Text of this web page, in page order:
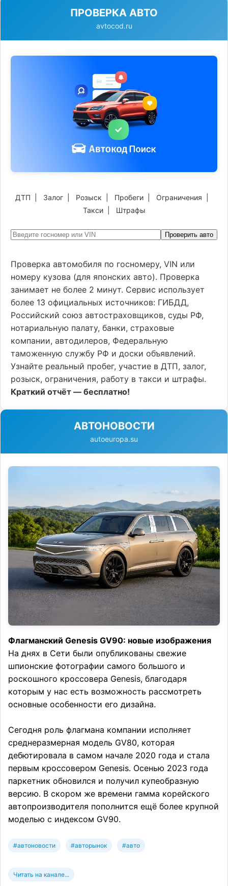
ПРОВЕРКА АВТО
avtocod.ru
ДТП Залог Розыск Пробеги Ограничения
Такси| Штрафы
Проверить авто
Проверка автомобиля по госномеру, VIN или
номеру кузова (для японских авто). Проверка
занимает не более 2 минут. Сервис использует
более 13 официальных источников: ГИБДД,
Российский союз автостраховщиков, суды РФ,
нотариальную палату, банки, страховые
компании, автодилеров, Федеральную
таможенную службу РФ и доски объявлений.
Узнайте реальный пробег, участие в ДТП, залог,
розыск, ограничения, работу в такси и штрафы.
Краткий отчёт — бесплатно!
АВТОНОВОСТИ
autoeuropa.su
Флагманский Genesis GV90: новые изображения
На днях в Сети были опубликованы свежие
шпионские фотографии самого большого и
роскошного кроссовера Genesis, благодаря
которым у нас есть возможность рассмотреть
основные особенности его дизайна.
Сегодня роль флагмана компании исполняет
среднеразмерная модель GV80, которая
дебютировала в самом начале 2020 года и стала
первым кроссовером Genesis. Осенью 2023 года
паркетник обновился и получил купеобразную
версию. В скором же времени гамма корейского
автопроизводителя пополнится ещё более крупной
моделью с индексом GV90.
#автоновости #авторынок #авто
Читать на канале...